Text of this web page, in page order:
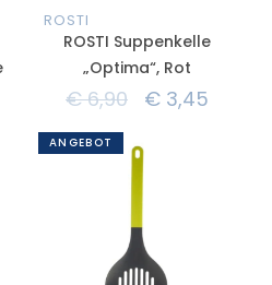
ROSTI
ROSTI Suppenkelle
„Optima“, Rot
€6,90 € 3,45
ANGEBOT